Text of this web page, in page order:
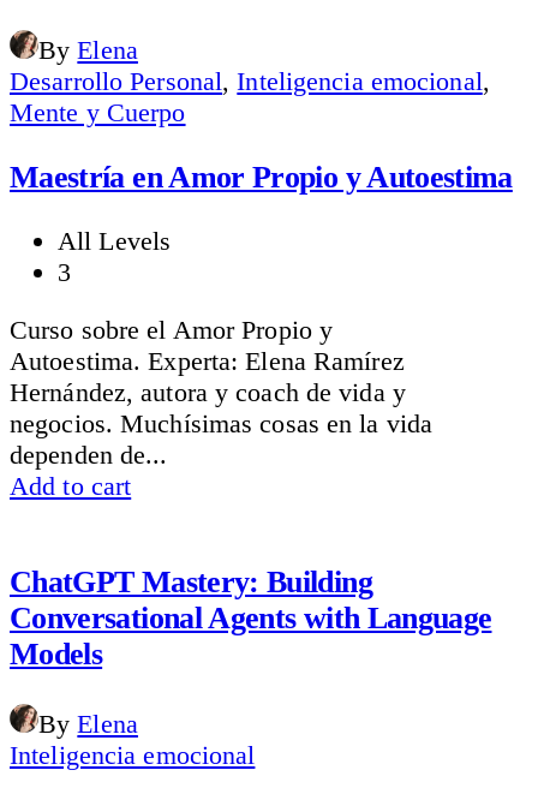
By Elena
Desarrollo Personal,Inteligencia emocional,
Mente y Cuerpo
Maestría en Amor Propio y Autoestima
All Levels
3
Curso sobre el Amor Propio y
Autoestima. Experta: Elena Ramírez
Hernández, autora y coach de vida y
negocios. Muchísimas cosas en la vida
dependen de...
Add to cart
ChatGPT Mastery: Building
Conversational Agents with Language
Models
By Elena
Inteligencia emocional